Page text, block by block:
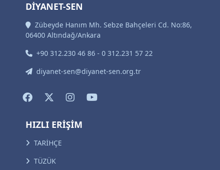
DİYANET-SEN
Zübeyde Hanım Mh. Sebze Bahçeleri Cd. No:86,
06400 Altındağ/Ankara
+90 312.230 46 86 - 0 312.231 57 22
diyanet-sen@diyanet-sen.org.tr
HIZLI ERİŞİM
TARİHÇE
TÜZÜK